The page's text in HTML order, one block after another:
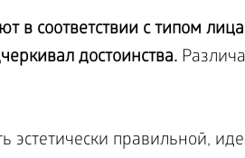
в соответствии с типом
достоинства.
эстетически правильной,